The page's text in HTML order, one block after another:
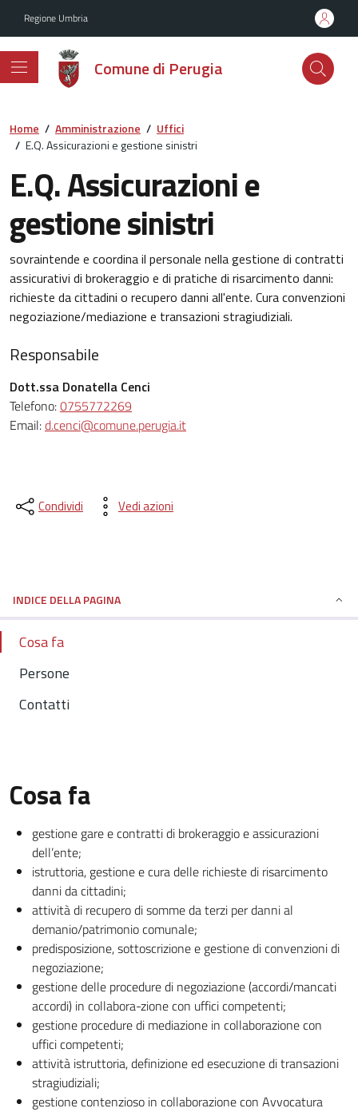
Regione Umbria
Comune di Perugia
Home / Amministrazione / Uffici
/ E.Q. Assicurazioni e gestione sinistri
E.Q. Assicurazioni e
gestione sinistri
sovraintende e coordina il personale nella gestione di contratti
assicurativi di brokeraggio e di pratiche di risarcimento danni:
richieste da cittadini o recupero danni all'ente. Cura convenzioni
negoziazione/mediazione e transazioni stragiudiziali.
Responsabile
Dott.ssa Donatella Cenci
Telefono:0755772269
Email:d.cenci@comune.perugia.it
Condividi Vedi azioni
INDICE DELLA PAGINA
Cosa fa
Persone
Contatti
Cosa fa
gestione gare e contratti di brokeraggio e assicurazioni
dell’ente;
istruttoria, gestione e cura delle richieste di risarcimento
danni da cittadini;
attività di recupero di somme da terzi per danni al
demanio/patrimonio comunale;
predisposizione, sottoscrizione e gestione di convenzioni di
negoziazione;
gestione delle procedure di negoziazione (accordi/mancati
accordi) in collabora-zione con uffici competenti;
gestione procedure di mediazione in collaborazione con
uffici competenti;
attività istruttoria, definizione ed esecuzione di transazioni
stragiudiziali;
gestione contenzioso in collaborazione con Avvocatura